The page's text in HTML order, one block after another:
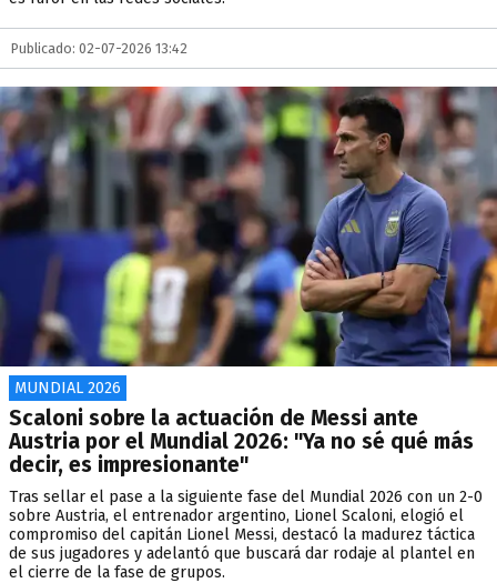
Publicado: 02-07-2026 13:42
MUNDIAL 2026
Scaloni sobre la actuación de Messi ante
Austria por el Mundial 2026: "Ya no sé qué más
decir, es impresionante"
Tras sellar el pase a la siguiente fase del Mundial 2026 con un 2-0
sobre Austria, el entrenador argentino, Lionel Scaloni, elogió el
compromiso del capitán Lionel Messi, destacó la madurez táctica
de sus jugadores y adelantó que buscará dar rodaje al plantel en
el cierre de la fase de grupos.